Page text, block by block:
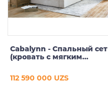
Cabalynn - Спальный сет
(кровать с мягким
112 590 000 UZS